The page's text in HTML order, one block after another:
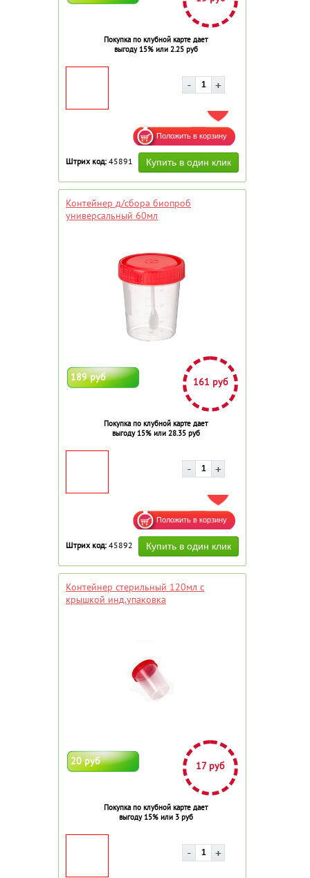
Покупка по клубной карте дает
выгоду 15% или 2.25 руб
ДОБАВИТЬ В ИЗБРАННОЕ
Штрих код: 45891
Контейнер д/сбора биопроб
универсальный 60мл
189 руб 161 руб
Покупка по клубной карте дает
выгоду 15% или 28.35 руб
ДОБАВИТЬ В ИЗБРАННОЕ
Штрих код: 45892
Контейнер стерильный 120мл с
крышкой инд.упаковка
20 руб 17 руб
Покупка по клубной карте дает
выгоду 15% или 3 руб